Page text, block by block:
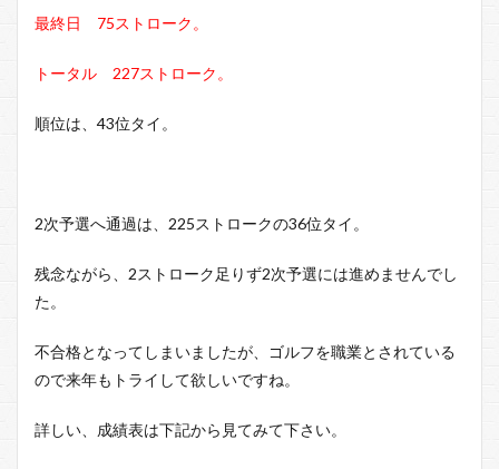
最終日 75ストローク。
トータル 227ストローク。
順位は、43位タイ。
2次予選へ通過は、225ストロークの36位タイ。
残念ながら、2ストローク足りず2次予選には進めませんでし
た。
不合格となってしまいましたが、ゴルフを職業とされている
ので来年もトライして欲しいですね。
詳しい、成績表は下記から見てみて下さい。